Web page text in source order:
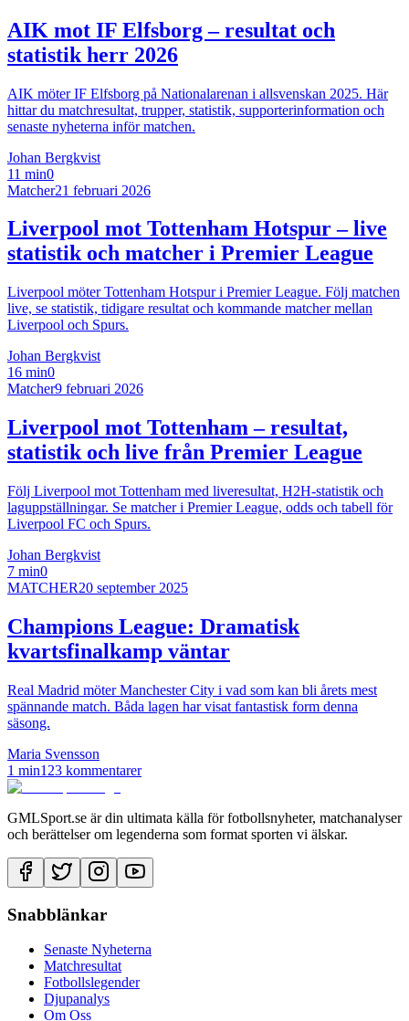
AIK mot IF Elfsborg – resultat och
statistik herr 2026
AIK möter IF Elfsborg på Nationalarenan i allsvenskan 2025. Här
hittar du matchresultat, trupper, statistik, supporterinformation och
senaste nyheterna inför matchen.
Johan Bergkvist
11 min0
Matcher21 februari 2026
Liverpool mot Tottenham Hotspur – live
statistik och matcher i Premier League
Liverpool möter Tottenham Hotspur i Premier League. Följ matchen
live, se statistik, tidigare resultat och kommande matcher mellan
Liverpool och Spurs.
Johan Bergkvist
16 min0
Matcher9 februari 2026
Liverpool mot Tottenham – resultat,
statistik och live från Premier League
Följ Liverpool mot Tottenham med liveresultat, H2H-statistik och
laguppställningar. Se matcher i Premier League, odds och tabell för
Liverpool FC och Spurs.
Johan Bergkvist
7 min0
MATCHER20 september 2025
Champions League: Dramatisk
kvartsfinalkamp väntar
Real Madrid möter Manchester City i vad som kan bli årets mest
spännande match. Båda lagen har visat fantastisk form denna
säsong.
Maria Svensson
1 min123 kommentarer
GMLSport.se är din ultimata källa för fotbollsnyheter, matchanalyser
och berättelser om legenderna som format sporten vi älskar.
Snabblänkar
Senaste Nyheterna
Matchresultat
Fotbollslegender
Djupanalys
Om Oss